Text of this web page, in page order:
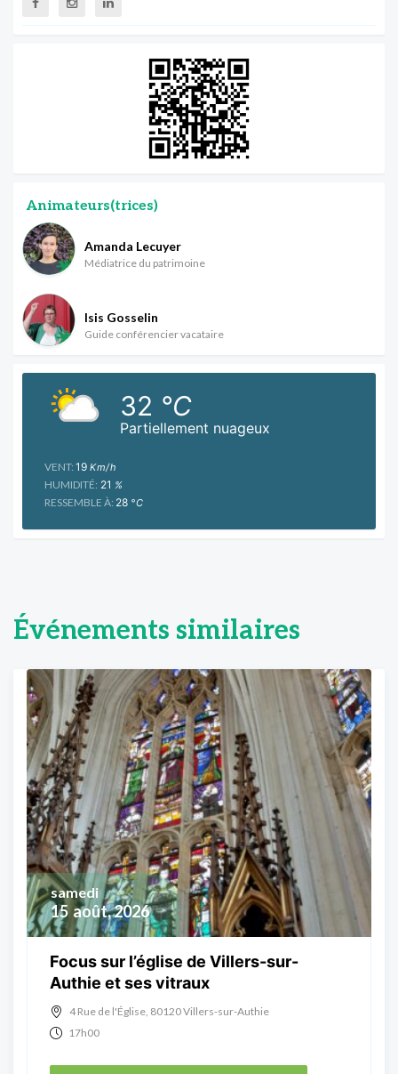
Animateurs(trices)
Amanda Lecuyer
Médiatrice du patrimoine
Isis Gosselin
Guide conférencier vacataire
Partiellement nuageux
32 °C
VENT: 19 Km/h
HUMIDITÉ: 21 %
RESSEMBLE À: 28 °C
Événements similaires
15 août, 2026
samedi
Focus sur l’église de Villers-sur-
Authie et ses vitraux
4 Rue de l'Église, 80120 Villers-sur-Authie
17h00